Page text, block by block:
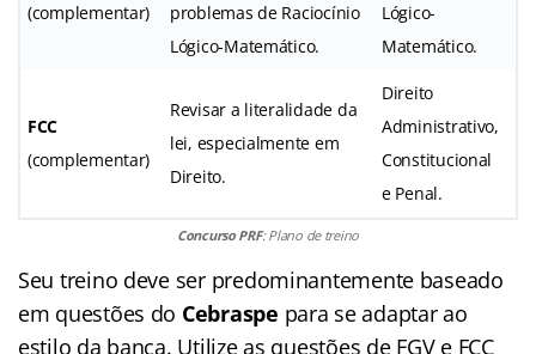
(complementar)
problemas de Raciocínio
Lógico-Matemático.
Lógico-
Matemático.
FCC
(complementar)
Revisar a literalidade da
lei, especialmente em
Direito.
Direito
Administrativo,
Constitucional
e Penal.
Concurso PRF: Plano de treino
Seu treino deve ser predominantemente baseado
em questões do Cebraspe para se adaptar ao
estilo da banca. Utilize as questões de FGV e FCC